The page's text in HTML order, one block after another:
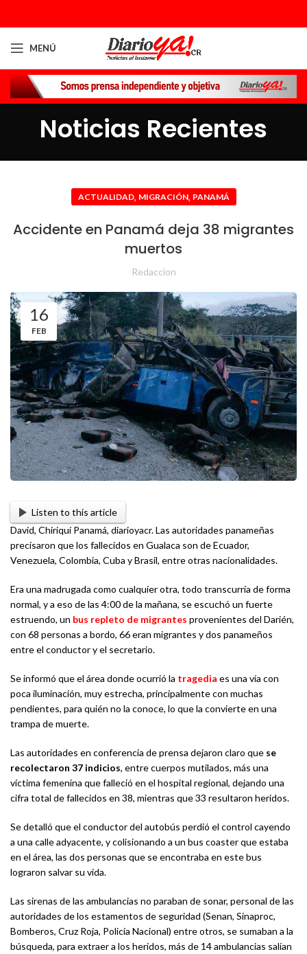
MENÚ
Noticias Recientes
ACTUALIDAD, MIGRACIÓN, PANAMÁ
Accidente en Panamá deja 38 migrantes
muertos
Redaccion
16
FEB
Listen to this article
David, Chiriquí Panamá, diarioyacr. Las autoridades panameñas
precisaron que los fallecidos en Gualaca son de Ecuador,
Venezuela, Colombia, Cuba y Brasil, entre otras nacionalidades.
Era una madrugada como cualquier otra, todo transcurría de forma
normal, y a eso de las 4:00 de la mañana, se escuchó un fuerte
estruendo, un bus repleto de migrantes provenientes del Darién,
con 68 personas a bordo, 66 eran migrantes y dos panameños
entre el conductor y el secretario.
Se informó que el área donde ocurrió la tragedia es una vía con
poca iluminación, muy estrecha, principalmente con muchas
pendientes, para quién no la conoce, lo que la convierte en una
trampa de muerte.
Las autoridades en conferencia de prensa dejaron claro que se
recolectaron 37 indicios, entre cuerpos mutilados, más una
víctima femenina que falleció en el hospital regional, dejando una
cifra total de fallecidos en 38, mientras que 33 resultaron heridos.
Se detalló que el conductor del autobús perdió el control cayendo
a una calle adyacente, y colisionando a un bus coaster que estaba
en el área, las dos personas que se encontraba en este bus
lograron salvar su vida.
Las sirenas de las ambulancias no paraban de sonar, personal de las
autoridades de los estamentos de seguridad (Senan, Sinaproc,
Bomberos, Cruz Roja, Policía Nacional) entre otros, se sumaban a la
búsqueda, para extraer a los heridos, más de 14 ambulancias salían